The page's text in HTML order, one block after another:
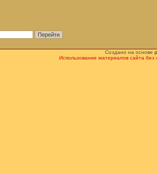
Создано на основе
Использование материалов сайта